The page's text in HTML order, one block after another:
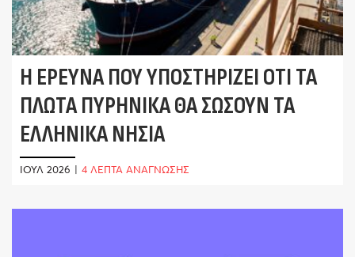
Η ΈΡΕΥΝΑ ΠΟΥ ΥΠΟΣΤΗΡΊΖΕΙ ΌΤΙ ΤΑ
ΠΛΩΤΆ ΠΥΡΗΝΙΚΆ ΘΑ ΣΏΣΟΥΝ ΤΑ
ΕΛΛΗΝΙΚΆ ΝΗΣΙΆ
ΙΟΎΛ 2026 | 4 ΛΕΠΤΑ ΑΝΑΓΝΩΣΗΣ